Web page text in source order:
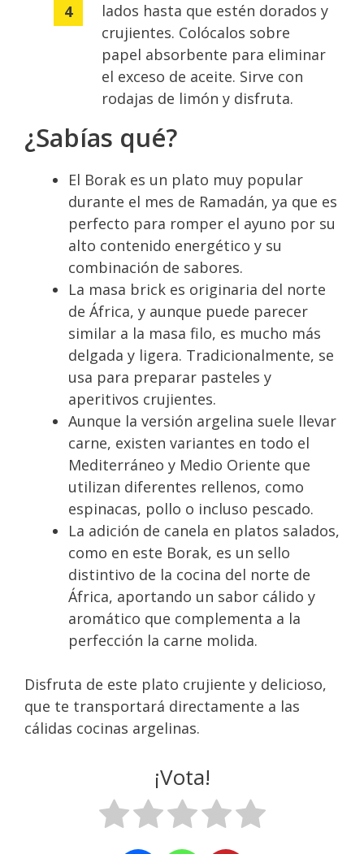
lados hasta que estén dorados y
crujientes. Colócalos sobre
papel absorbente para eliminar
el exceso de aceite. Sirve con
rodajas de limón y disfruta.
¿Sabías qué?
El Borak es un plato muy popular
durante el mes de Ramadán, ya que es
perfecto para romper el ayuno por su
alto contenido energético y su
combinación de sabores.
La masa brick es originaria del norte
de África, y aunque puede parecer
similar a la masa filo, es mucho más
delgada y ligera. Tradicionalmente, se
usa para preparar pasteles y
aperitivos crujientes.
Aunque la versión argelina suele llevar
carne, existen variantes en todo el
Mediterráneo y Medio Oriente que
utilizan diferentes rellenos, como
espinacas, pollo o incluso pescado.
La adición de canela en platos salados,
como en este Borak, es un sello
distintivo de la cocina del norte de
África, aportando un sabor cálido y
aromático que complementa a la
perfección la carne molida.
Disfruta de este plato crujiente y delicioso,
que te transportará directamente a las
cálidas cocinas argelinas.
¡Vota!